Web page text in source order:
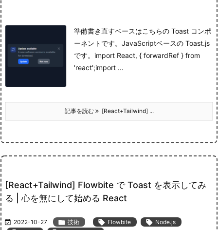
準備書き直すベースはこちらの Toast コンポ
ーネントです。JavaScriptベースの Toast.js
です。 import React, { forwardRef } from
'react';import ...
記事を読む [React+Tailwind] ...
[React+Tailwind] Flowbite で Toast を表示してみ
る | 心を無にして始める React
 2022-10-27  技術  Flowbite  Node.js